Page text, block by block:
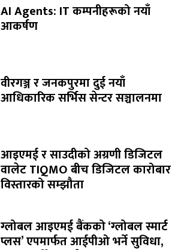
AI Agents: IT कम्पनीहरूको नयाँ
आकर्षण
वीरगञ्ज र जनकपुरमा दुई नयाँ
आधिकारिक सर्भिस सेन्टर सञ्चालनमा
आइएमई र साउदीको अग्रणी डिजिटल
वालेट TIQMO बीच डिजिटल कारोबार
विस्तारको सम्झौता
ग्लोबल आइएमई बैंकको ‘ग्लोबल स्मार्ट
प्लस’ एपमार्फत आईपीओ भर्ने सुविधा,